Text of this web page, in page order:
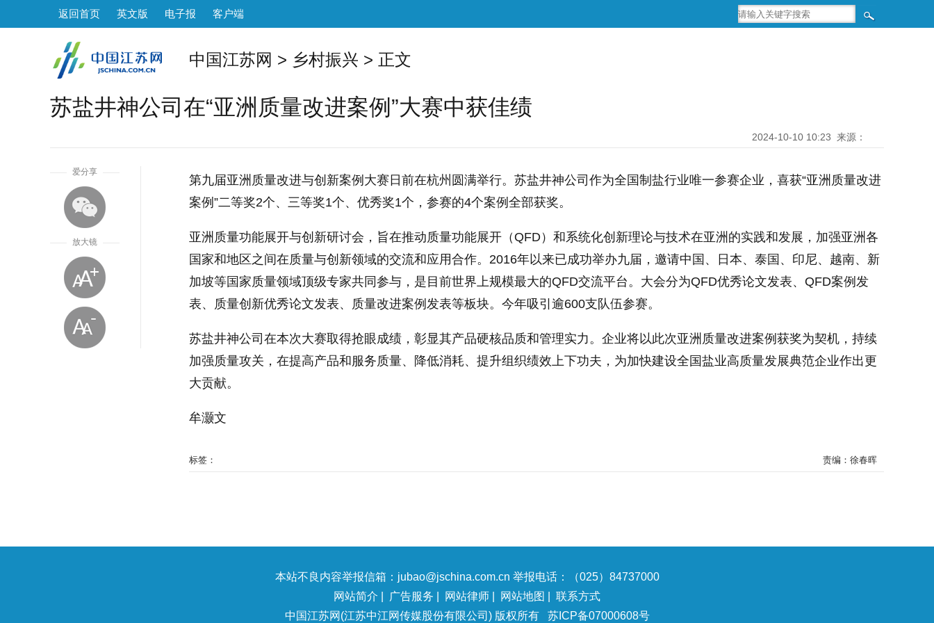
返回首页 英文版 电子报 客户端
中国江苏网 > 乡村振兴 > 正文
苏盐井神公司在“亚洲质量改进案例”大赛中获佳绩
2024-10-10 10:23 来源：
爱分享
放大镜
第九届亚洲质量改进与创新案例大赛日前在杭州圆满举行。苏盐井神公司作为全国制盐行业唯一参赛企业，喜获“亚洲质量改进
案例”二等奖2个、三等奖1个、优秀奖1个，参赛的4个案例全部获奖。
亚洲质量功能展开与创新研讨会，旨在推动质量功能展开（QFD）和系统化创新理论与技术在亚洲的实践和发展，加强亚洲各
国家和地区之间在质量与创新领域的交流和应用合作。2016年以来已成功举办九届，邀请中国、日本、泰国、印尼、越南、新
加坡等国家质量领域顶级专家共同参与，是目前世界上规模最大的QFD交流平台。大会分为QFD优秀论文发表、QFD案例发
表、质量创新优秀论文发表、质量改进案例发表等板块。今年吸引逾600支队伍参赛。
苏盐井神公司在本次大赛取得抢眼成绩，彰显其产品硬核品质和管理实力。企业将以此次亚洲质量改进案例获奖为契机，持续
加强质量攻关，在提高产品和服务质量、降低消耗、提升组织绩效上下功夫，为加快建设全国盐业高质量发展典范企业作出更
大贡献。
牟灏文
标签： 责编：徐春晖
本站不良内容举报信箱：jubao@jschina.com.cn 举报电话：（025）84737000
网站简介
广告服务 网站律师 网站地图
联系方式
中国江苏网(江苏中江网传媒股份有限公司) 版权所有 苏ICP备07000608号